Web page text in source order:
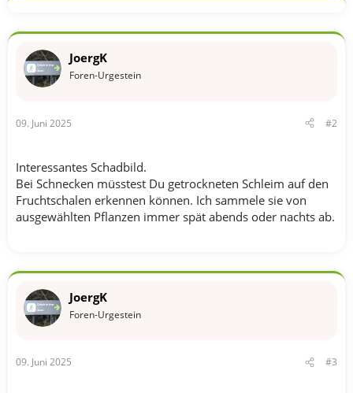
JoergK
Foren-Urgestein
09. Juni 2025 #2
Interessantes Schadbild.
Bei Schnecken müsstest Du getrockneten Schleim auf den
Fruchtschalen erkennen können. Ich sammele sie von
ausgewählten Pflanzen immer spät abends oder nachts ab.
JoergK
Foren-Urgestein
09. Juni 2025 #3